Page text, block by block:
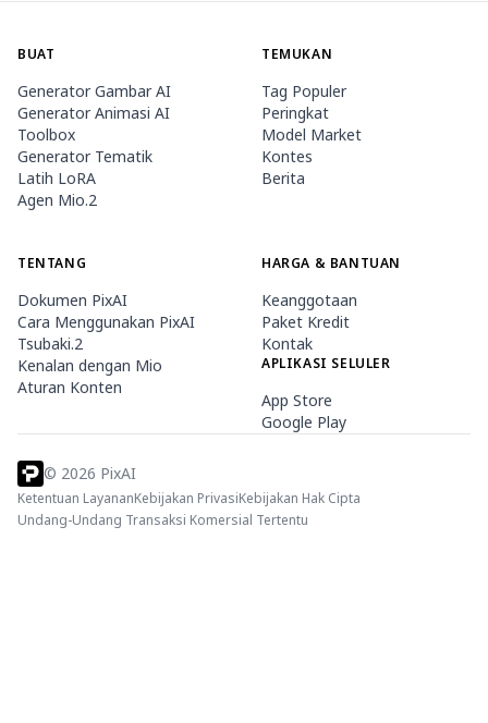
BUAT
Generator Gambar AI
Generator Animasi AI
Toolbox
Generator Tematik
Latih LoRA
Agen Mio.2
TEMUKAN
Tag Populer
Peringkat
Model Market
Kontes
Berita
TENTANG
Dokumen PixAI
Cara Menggunakan PixAI
Tsubaki.2
Kenalan dengan Mio
Aturan Konten
HARGA & BANTUAN
Keanggotaan
Paket Kredit
Kontak
APLIKASI SELULER
App Store
Google Play
© 2026 PixAI
Ketentuan LayananKebijakan PrivasiKebijakan Hak Cipta
Undang-Undang Transaksi Komersial Tertentu